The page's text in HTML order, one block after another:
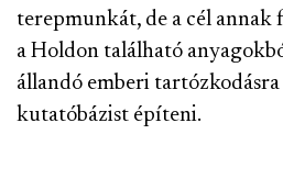
terepmunkát, de a cél annak
a Holdon található
állandó emberi tartózkodásra
kutatóbázist építeni.